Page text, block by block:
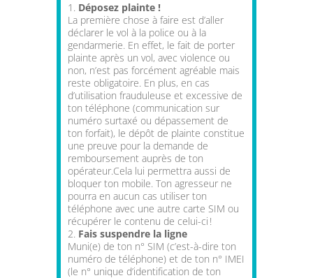
Déposez plainte !
La première chose à faire est d’aller
déclarer le vol à la police ou à la
gendarmerie. En effet, le fait de porter
plainte après un vol, avec violence ou
non, n’est pas forcément agréable mais
reste obligatoire. En plus, en cas
d’utilisation frauduleuse et excessive de
ton téléphone (communication sur
numéro surtaxé ou dépassement de
ton forfait), le dépôt de plainte constitue
une preuve pour la demande de
remboursement auprès de ton
opérateur.Cela lui permettra aussi de
bloquer ton mobile. Ton agresseur ne
pourra en aucun cas utiliser ton
téléphone avec une autre carte SIM ou
récupérer le contenu de celui-ci !
Fais suspendre la ligne
Muni(e) de ton n° SIM (c’est-à-dire ton
numéro de téléphone) et de ton n° IMEI
(le n° unique d’identification de ton